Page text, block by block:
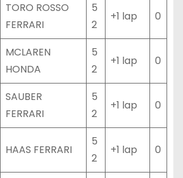
TORO ROSSO
FERRARI
5
2
+1 lap 0
MCLAREN
HONDA
5
2
+1 lap 0
SAUBER
FERRARI
5
2
+1 lap 0
HAAS FERRARI
5
2
+1 lap 0